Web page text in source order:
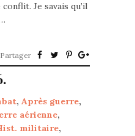
Je savais qu’il
Partager
, Après guerre,
aérienne,
militaire,